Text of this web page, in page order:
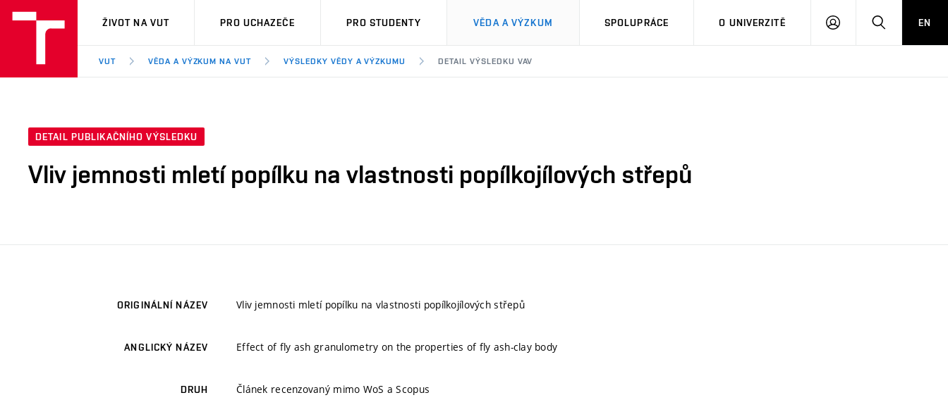
VUT
ŽIVOT NA VUT PRO UCHAZEČE PRO STUDENTY VĚDA A VÝZKUM SPOLUPRÁCE O UNIVERZITĚ
PŘIHLÁSIT HLEDATEN
VUT VĚDA A VÝZKUM NA VUT VÝSLEDKY VĚDY A VÝZKUMU DETAIL VÝSLEDKU VAV
DETAIL PUBLIKAČNÍHO VÝSLEDKU
Vliv jemnosti mletí popílku na vlastnosti popílkojílových střepů
ORIGINÁLNÍ NÁZEV Vliv jemnosti mletí popílku na vlastnosti popílkojílových střepů
ANGLICKÝ NÁZEV Effect of fly ash granulometry on the properties of fly ash-clay body
DRUH Článek recenzovaný mimo WoS a Scopus